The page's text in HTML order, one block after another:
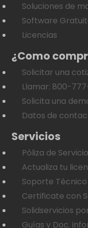
Soluciones de
Software
Licencias
¿Como
Solicitar una
Llamar: 800-
Solicita una
Datos de
Servicios
Póliza de
Actualiza tu
Soporte Técnico
Certificate con
Solidservicios
Guías y Doc.